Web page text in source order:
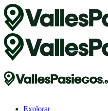
Explorar